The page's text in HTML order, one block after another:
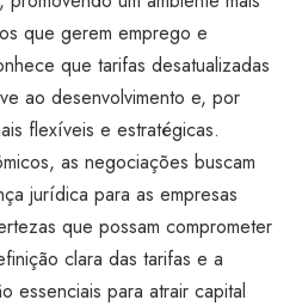
que gerem emprego e
que tarifas desatualizadas
ao desenvolvimento e, por
flexíveis e estratégicas.
as negociações buscam
jurídica para as empresas
que possam comprometer
clara das tarifas e a
essenciais para atrair capital